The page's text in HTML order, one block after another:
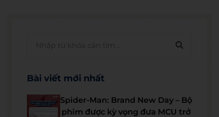
Bài viết mới nhất
Spider-Man: Brand New Day – Bộ
phim được kỳ vọng đưa MCU trở